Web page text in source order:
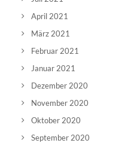
April 2021
März 2021
Februar 2021
Januar 2021
Dezember 2020
November 2020
Oktober 2020
September 2020